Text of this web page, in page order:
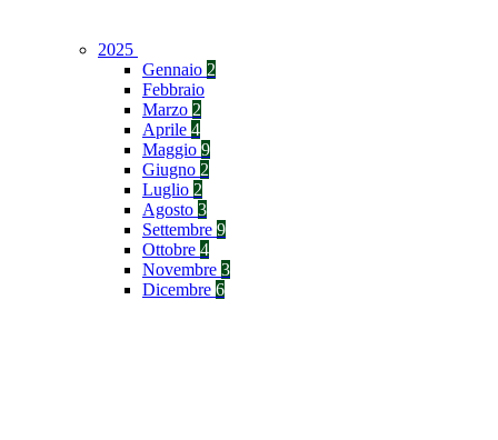
2025
Gennaio 2
Febbraio
Marzo 2
Aprile 4
Maggio 9
Giugno 2
Luglio 2
Agosto 3
Settembre 9
Ottobre 4
Novembre 3
Dicembre 6